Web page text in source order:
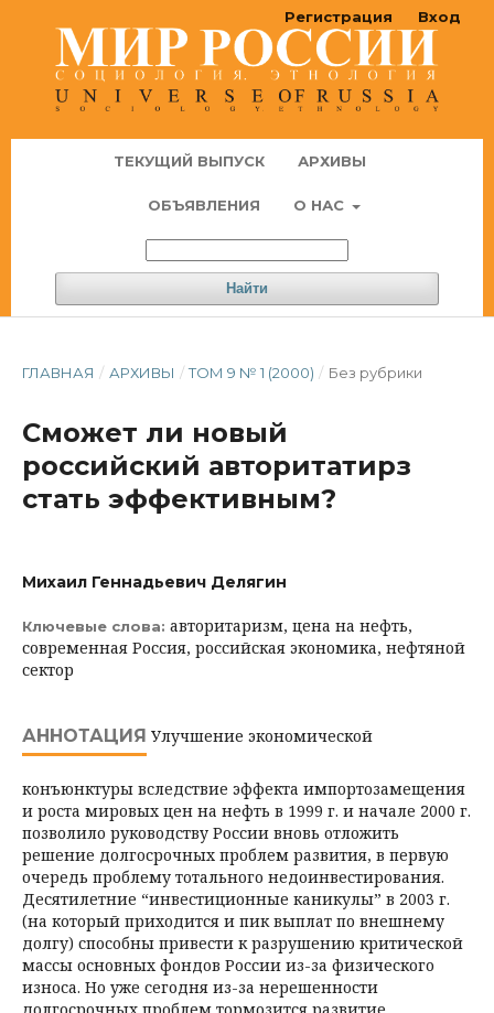
ТЕКУЩИЙ ВЫПУСК АРХИВЫ
ОБЪЯВЛЕНИЯ О НАС
Найти
Регистрация Вход
ГЛАВНАЯ / АРХИВЫ / ТОМ 9 № 1 (2000) / Без рубрики
Сможет ли новый
российский авторитатирз
стать эффективным?
Михаил Геннадьевич Делягин
Ключевые слова: авторитаризм, цена на нефть,
современная Россия, российская экономика, нефтяной
сектор
АННОТАЦИЯ Улучшение экономической
конъюнктуры вследствие эффекта импортозамещения
и роста мировых цен на нефть в 1999 г. и начале 2000 г.
позволило руководству России вновь отложить
решение долгосрочных проблем развития, в первую
очередь проблему тотального недоинвестирования.
Десятилетние “инвестиционные каникулы” в 2003 г.
(на который приходится и пик выплат по внешнему
долгу) способны привести к разрушению критической
массы основных фондов России из-за физического
износа. Но уже сегодня из-за нерешенности